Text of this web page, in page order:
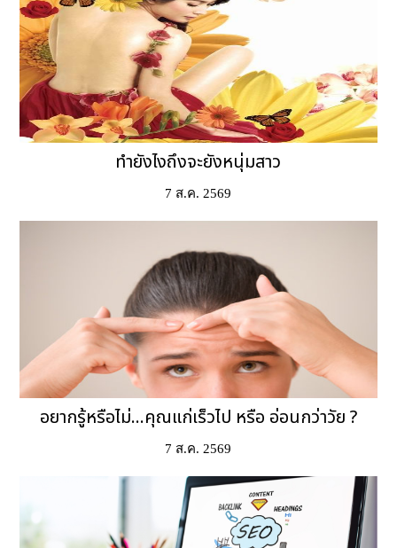
ทำยังไงถึงจะยังหนุ่มสาว
7 ส.ค. 2569
อยากรู้หรือไม่...คุณแก่เร็วไป หรือ อ่อนกว่าวัย ?
7 ส.ค. 2569